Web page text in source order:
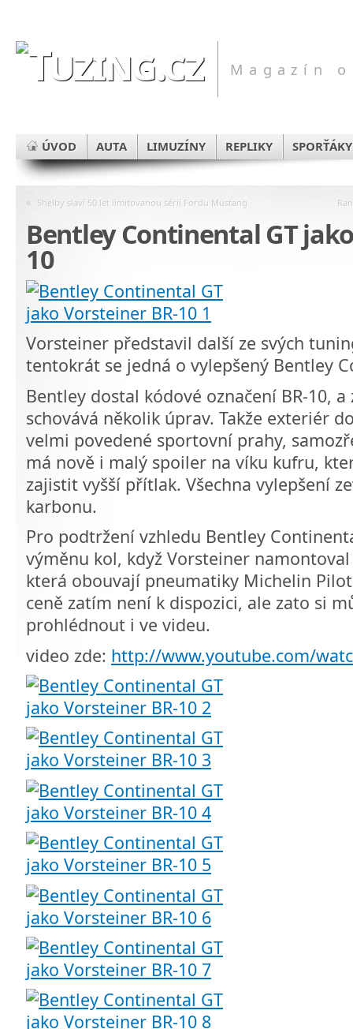
Magazín
ÚVOD AUTA LIMUZÍNY REPLIKY SPORŤÁKY
« Shelby slaví 50 let limitovanou sérií Fordu Mustang
Bentley Continental GT
10
Vorsteiner představil další ze svých
tentokrát se jedná o vylepšený Bentley
Bentley dostal kódové označení BR-10,
schovává několik úprav. Takže exteriér
velmi povedené sportovní prahy,
má nově i malý spoiler na víku kufru,
zajistit vyšší přítlak. Všechna vylepšení
karbonu.
Pro podtržení vzhledu Bentley
výměnu kol, když Vorsteiner
která obouvají pneumatiky Michelin
ceně zatím není k dispozici, ale zato si
prohlédnout i ve videu.
video zde: http://www.youtube.com/